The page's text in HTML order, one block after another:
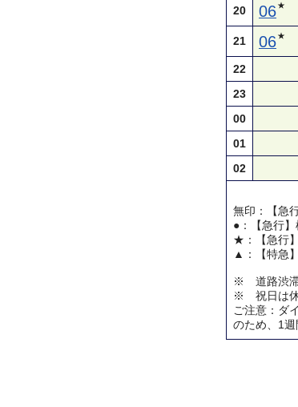
20 06★
21 06★
22
23
00
01
02
無印：【急
●：【急行
★：【急行
▲：【特急
※ 道路渋滞
※ 祝日は休
ご注意：ダ
のため、1週